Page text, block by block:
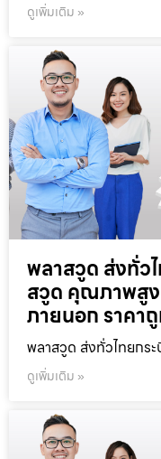
ดูเพิ่มเติม »
พลาสวูด ส่งทั่ว
สวูด คุณภาพสูง
ภายนอก ราคา
พลาสวูด ส่งทั่วไทยกร
ดูเพิ่มเติม »